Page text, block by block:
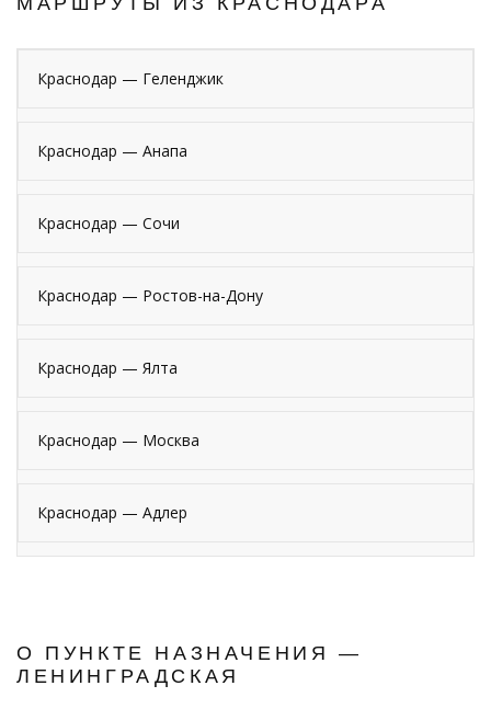
Краснодар — Геленджик
Краснодар — Анапа
Краснодар — Сочи
Краснодар — Ростов-на-Дону
Краснодар — Ялта
Краснодар — Москва
Краснодар — Адлер
О ПУНКТЕ НАЗНАЧЕНИЯ —
ЛЕНИНГРАДСКАЯ